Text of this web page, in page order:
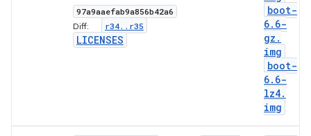
97a9aaefab9a856b42a6
Diff: r34. . r35
LICENSES
boot-
6. 6-
gz .
img
boot-
6. 6-
lz4.
img